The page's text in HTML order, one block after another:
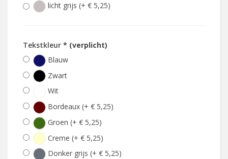
licht grijs (+ € 5,25)
Tekstkleur * (verplicht)
Blauw
Zwart
Wit
Bordeaux (+ € 5,25)
Groen (+ € 5,25)
Creme (+ € 5,25)
Donker grijs (+ € 5,25)